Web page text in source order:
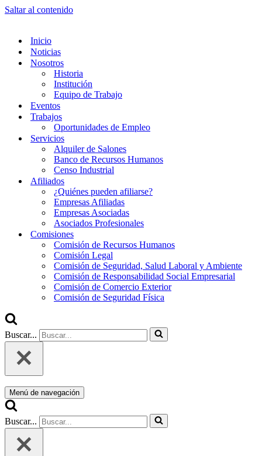
Saltar al contenido
Inicio
Noticias
Nosotros
Historia
Institución
Equipo de Trabajo
Eventos
Trabajos
Oportunidades de Empleo
Servicios
Alquiler de Salones
Banco de Recursos Humanos
Censo Industrial
Afiliados
¿Quiénes pueden afiliarse?
Empresas Afiliadas
Empresas Asociadas
Asociados Profesionales
Comisiones
Comisión de Recursos Humanos
Comisión Legal
Comisión de Seguridad, Salud Laboral y Ambiente
Comisión de Responsabilidad Social Empresarial
Comisión de Comercio Exterior
Comisión de Seguridad Física
Buscar...
Menú de navegación
Buscar...